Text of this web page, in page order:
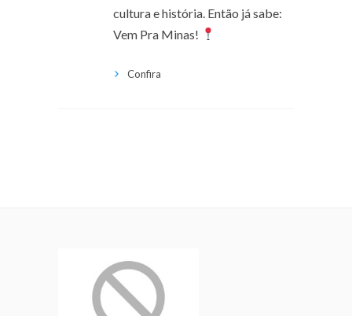
cultura e história. Então já sabe:
Vem Pra Minas!
Confira